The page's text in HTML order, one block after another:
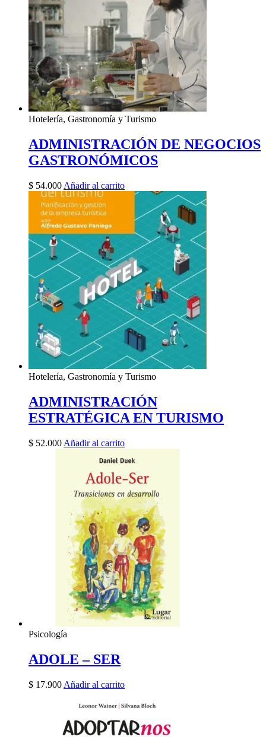
Hotelería, Gastronomía y Turismo
ADMINISTRACIÓN DE NEGOCIOS
GASTRONÓMICOS
$ 54.000 Añadir al carrito
Hotelería, Gastronomía y Turismo
ADMINISTRACIÓN
ESTRATÉGICA EN TURISMO
$ 52.000 Añadir al carrito
Psicología
ADOLE – SER
$ 17.900 Añadir al carrito